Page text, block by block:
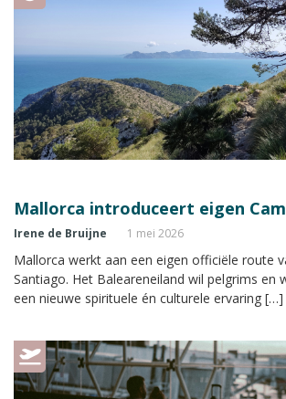
Mallorca introduceert eigen
Irene de Bruijne 1 mei 2026
Mallorca werkt aan een eigen officiële route
Santiago. Het Baleareneiland wil pelgrims en
een nieuwe spirituele én culturele ervaring […]